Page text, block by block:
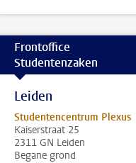
Frontoffice
Studentenzaken
Leiden
Studentencentrum Plexus
Kaiserstraat 25
2311 GN Leiden
Begane grond